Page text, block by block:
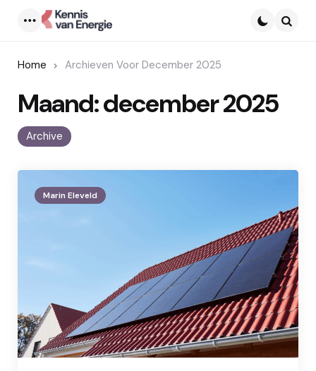
Home Archieven Voor December 2025
Archive
Maand:december 2025
Marin Eleveld